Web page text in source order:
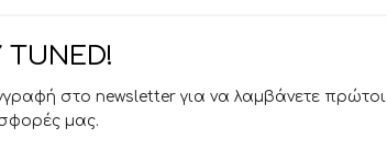
TUNED!
στο newsletter για να λαμβάνετε πρώτοι
μας.